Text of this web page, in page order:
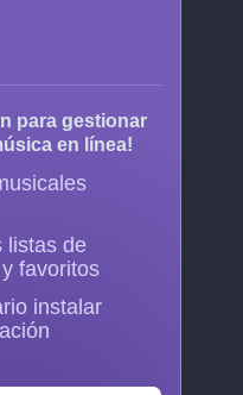
para gestionar
en línea!
listas de
favoritos
instalar